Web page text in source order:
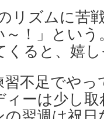
リズムに苦
！」とい
くると、嬉
不足でや
ーは少し